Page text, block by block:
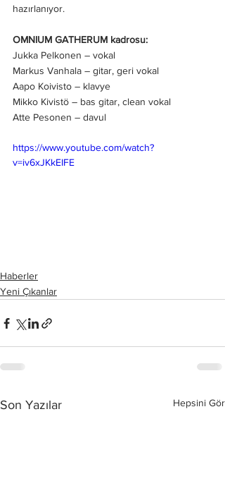
hazırlanıyor.
OMNIUM GATHERUM kadrosu:
Jukka Pelkonen – vokal
Markus Vanhala – gitar, geri vokal
Aapo Koivisto – klavye
Mikko Kivistö – bas gitar, clean vokal
Atte Pesonen – davul
https://www.youtube.com/watch?
v=iv6xJKkEIFE
Haberler
Yeni Çıkanlar
Son Yazılar Hepsini Gör